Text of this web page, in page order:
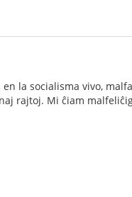
la socialisma vivo,
rajtoj. Mi ĉiam